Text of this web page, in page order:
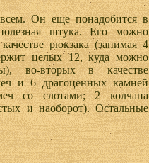
Он еще понадобится в
штука. Его можно
рюкзака (занимая 4
целых 12, куда можно
во-вторых в качестве
и 6 драгоценных камней
со слотами; 2 колчана
и наоборот). Остальные